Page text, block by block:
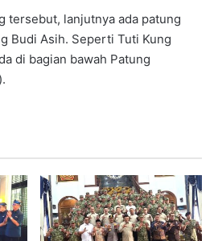
tersebut, lanjutnya ada patung
Budi Asih. Seperti Tuti Kung
di bagian bawah Patung